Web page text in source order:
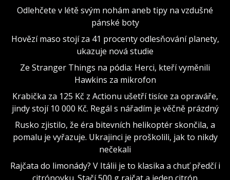
Odlehčete v létě svým nohám aneb tipy na vzdušné
pánské boty
Hovězí maso stojí za 41 procenty odlesňování planety,
ukazuje nová studie
Ze Stranger Things na pódia: Herci, kteří vyměnili
Hawkins za mikrofon
Krabička za 125 Kč z Actionu ušetří tisíce za opraváře,
jindy stojí 10 000 Kč. Regál s nářadím je věčně prázdný
Rusko zjistilo, že éra bitevních helikoptér skončila, a
pomalu je vyřazuje. Ukrajinci je proškolili, jak to nikdy
nečekali
Rajčata do limonády? V Itálii je to klasika a chuť předčí i